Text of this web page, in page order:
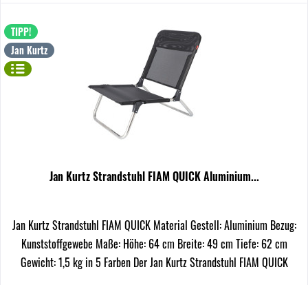
TIPP!
Jan Kurtz
Jan Kurtz Strandstuhl FIAM QUICK Aluminium...
Jan Kurtz Strandstuhl FIAM QUICK Material Gestell: Aluminium Bezug:
Kunststoffgewebe Maße: Höhe: 64 cm Breite: 49 cm Tiefe: 62 cm
Gewicht: 1,5 kg in 5 Farben Der Jan Kurtz Strandstuhl FIAM QUICK